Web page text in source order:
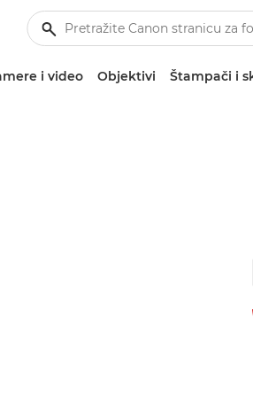
i video Objektivi Štampači i